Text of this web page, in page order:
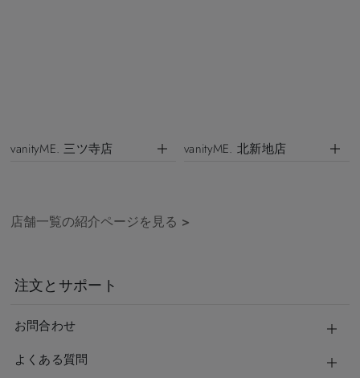
vanityME. 三ツ寺店 vanityME. 北新地店
店舗一覧の紹介ページを見る >
注文とサポート
お問合わせ
よくある質問